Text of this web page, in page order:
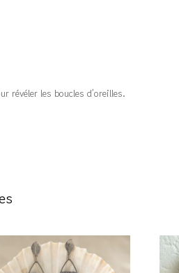
révéler les boucles d’oreilles.